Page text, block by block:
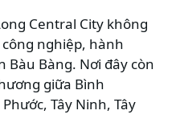
Central City không
nghiệp, hành
Bàu Bàng. Nơi đây còn
giữa Bình
Tây Ninh, Tây